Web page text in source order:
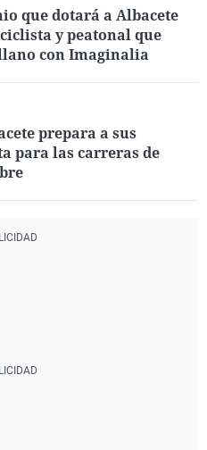
que dotará a Albacete
y peatonal que
con Imaginalia
prepara a sus
para las carreras de